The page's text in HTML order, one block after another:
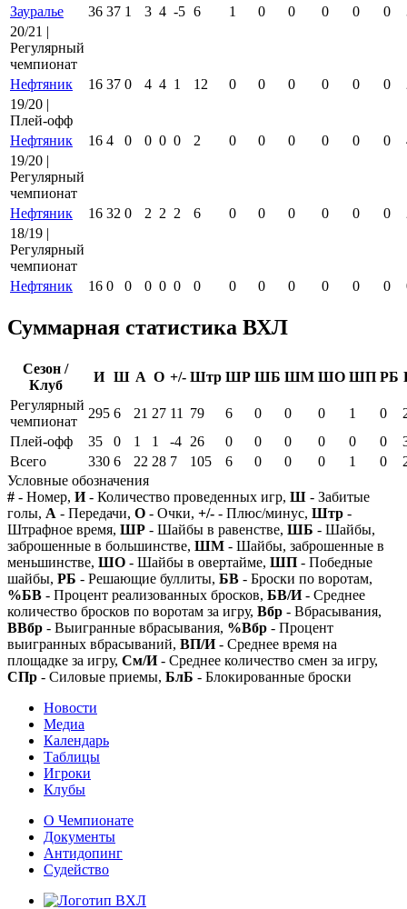
Зауралье
36 37 1 3 4 -5 6 1 0 0 0 0 0
20/21 |
Регулярный
чемпионат
Нефтяник
16 37 0 4 4 1 12 0 0 0 0 0 0
19/20 |
Плей-офф
Нефтяник
16 4 0 0 0 0 2 0 0 0 0 0 0
19/20 |
Регулярный
чемпионат
Нефтяник
16 32 0 2 2 2 6 0 0 0 0 0 0
18/19 |
Регулярный
чемпионат
Нефтяник
16 0 0 0 0 0 0 0 0 0 0 0 0
Суммарная статистика ВХЛ
Сезон /
Клуб
И Ш А О +/- Штр ШР ШБ ШМ ШО ШП РБ
Регулярный
чемпионат
295 6 21 27 11 79 6 0 0 0 1 0
Плей-офф
35 0 1 1 -4 26 0 0 0 0 0 0
Всего
330 6 22 28 7 105 6 0 0 0 1 0
Условные обозначения
# - Номер, И- Количество проведенных игр, Ш - Забитые
голы, А - Передачи, О - Очки, +/- - Плюс/минус, Штр -
Штрафное время, ШР - Шайбы в равенстве, ШБ - Шайбы,
заброшенные в большинстве, ШМ - Шайбы, заброшенные в
меньшинстве, ШО - Шайбы в овертайме, ШП - Победные
шайбы, РБ - Решающие буллиты, БВ - Броски по воротам,
%БВ - Процент реализованных бросков, БВ/И- Среднее
количество бросков по воротам за игру, Вбр - Вбрасывания,
ВВбр - Выигранные вбрасывания, %Вбр - Процент
выигранных вбрасываний, ВП/И- Среднее время на
площадке за игру, См/И- Среднее количество смен за игру,
СПр - Силовые приемы, БлБ - Блокированные броски
Новости
Медиа
Календарь
Таблицы
Игроки
Клубы
О Чемпионате
Документы
Антидопинг
Судейство